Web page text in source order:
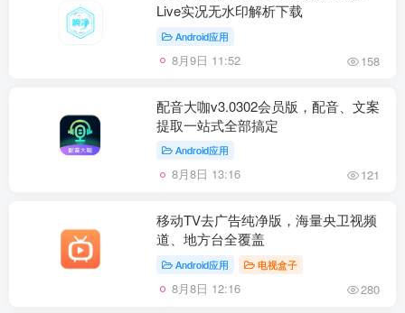
Live实况无水印解析下载
Android应用
8月9日 11:52 158
配音大咖v3.0302会员版，配音、文案
提取一站式全部搞定
Android应用
8月8日 13:16 121
移动TV去广告纯净版，海量央卫视频
道、地方台全覆盖
Android应用 电视盒子
8月8日 12:16 280